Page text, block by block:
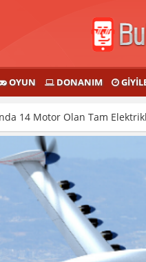
OYUN DONANIM
14 Motor Olan Tam